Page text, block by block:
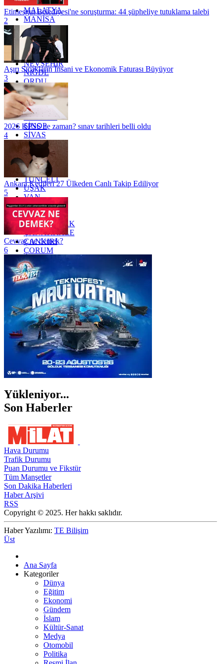
MALATYA
MANİSA
MARDİN
MERSİN
MUĞLA
MUŞ
NEVŞEHİR
NİĞDE
ORDU
OSMANİYE
RİZE
SAKARYA
SAMSUN
SİNOP
SİVAS
SİİRT
TEKİRDAĞ
TOKAT
TRABZON
TUNCELİ
UŞAK
VAN
YALOVA
YOZGAT
ZONGULDAK
ÇANAKKALE
ÇANKIRI
ÇORUM
İSTANBUL
İZMİR
ŞANLIURFA
ŞIRNAK
Etimesgut Belediyesi'ne soruşturma: 44 şüpheliye tutuklama talebi
2
Aşırı Sıcakların İnsani ve Ekonomik Faturası Büyüyor
3
2026 KPSS ne zaman? sınav tarihleri belli oldu
4
Ankara Kedileri 27 Ülkeden Canlı Takip Ediliyor
5
Cevvaz ne demek?
6
Yükleniyor...
Son Haberler
Hava Durumu
Trafik Durumu
Puan Durumu ve Fikstür
Tüm Manşetler
Son Dakika Haberleri
Haber Arşivi
RSS
Copyright © 2025. Her hakkı saklıdır.
Haber Yazılımı: TE Bilişim
Üst
Ana Sayfa
Kategoriler
Dünya
Eğitim
Ekonomi
Gündem
İslam
Kültür-Sanat
Medya
Otomobil
Politika